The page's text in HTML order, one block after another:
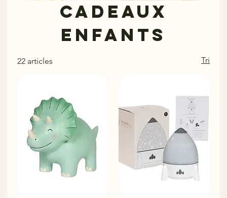
Cadeaux
enfants
22 articles Tri